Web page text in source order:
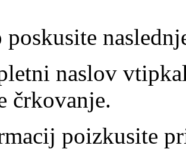
poskusite
naslov
črkovanje.
poizkusite